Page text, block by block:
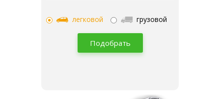
легковой грузовой
Подобрать